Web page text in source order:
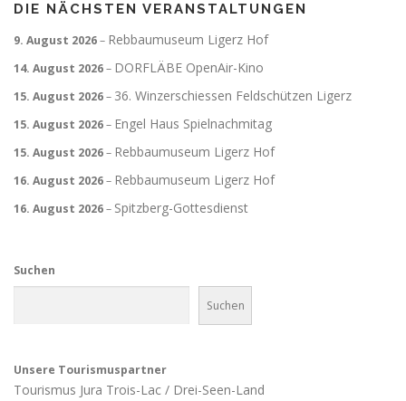
DIE NÄCHSTEN VERANSTALTUNGEN
9. August 2026– Rebbaumuseum Ligerz Hof
14. August 2026– DORFLÄBE OpenAir-Kino
15. August 2026– 36. Winzerschiessen Feldschützen Ligerz
15. August 2026– Engel Haus Spielnachmitag
15. August 2026– Rebbaumuseum Ligerz Hof
16. August 2026– Rebbaumuseum Ligerz Hof
16. August 2026– Spitzberg-Gottesdienst
Suchen
Suchen
Unsere Tourismuspartner
Tourismus Jura Trois-Lac / Drei-Seen-Land